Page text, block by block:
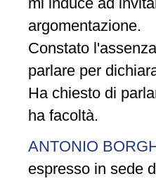
argomentazione.
Constato
parlare per
Ha chiesto di
ha facoltà.
ANTONIO
espresso in sede